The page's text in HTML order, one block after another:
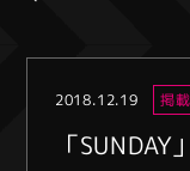
2018.12.19 掲
「